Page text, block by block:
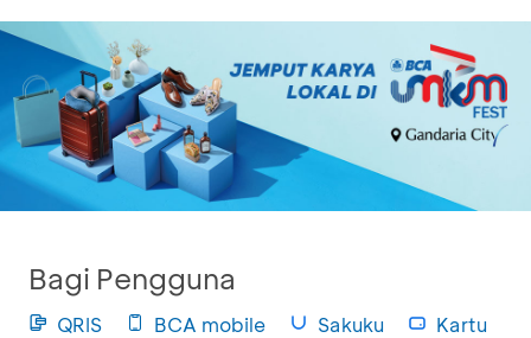
Bagi Pengguna
QRIS BCA mobile Sakuku
Kartu